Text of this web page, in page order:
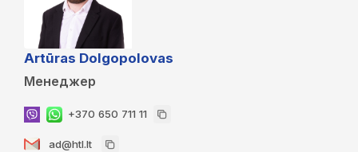
Artūras Dolgopolovas
Менеджер
+370 650 711 11
ad@htl.lt